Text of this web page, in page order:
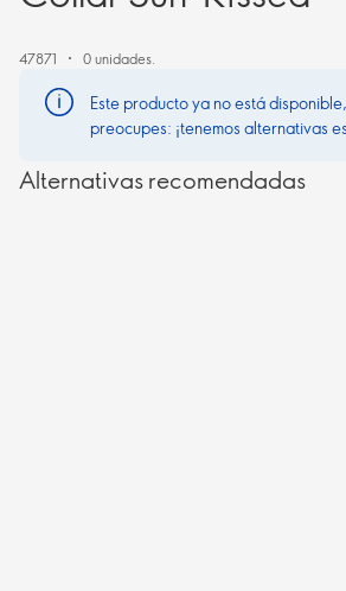
47871 0 unidades.
Este producto ya no está
preocupes: ¡tenemos alternativas
Alternativas recomendadas